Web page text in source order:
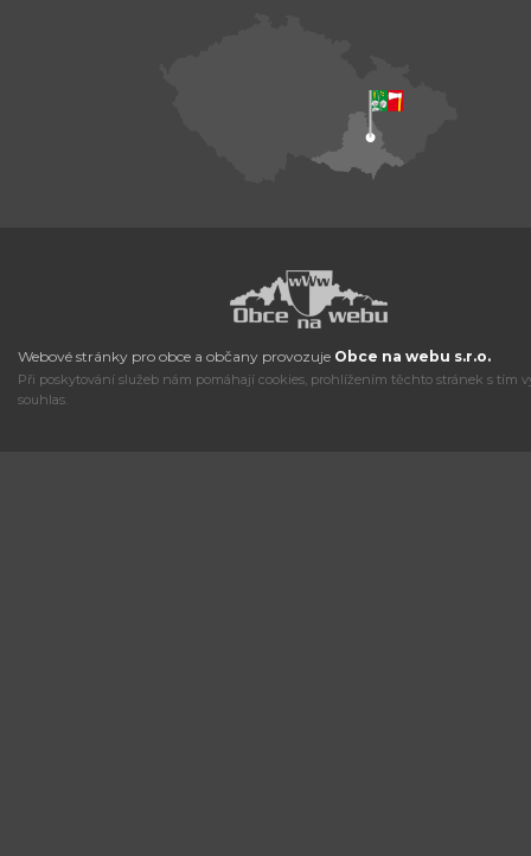
Webové stránky pro obce a občany provozuje Obce na webu s.r.o.
Při poskytování služeb nám pomáhají cookies, prohlížením těchto stránek s tím
souhlas.